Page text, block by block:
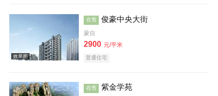
效果图
在售 俊豪中央大街
蒙自
2900 元/平米
普通住宅
在售 紫金学苑